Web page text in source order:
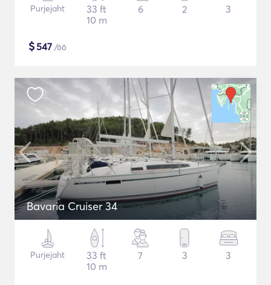
Purjejaht
33 ft
10 m
6 2 3
$547 /öö
Bavaria Cruiser 34
Purjejaht
33 ft
10 m
7 3 3